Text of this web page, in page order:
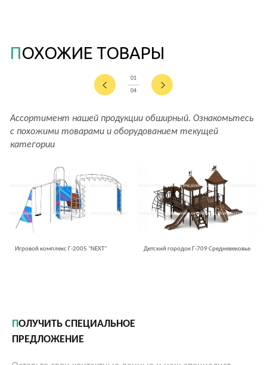
ПОХОЖИЕ ТОВАРЫ
Ассортимент нашей продукции обширный. Ознакомьтесь
с похожими товарами и оборудованием текущей
категории
01
04
Игровой комплекс Г-2005 "NEXT" Детский городок Г-709 Средневековье
ПОЛУЧИТЬ СПЕЦИАЛЬНОЕ
ПРЕДЛОЖЕНИЕ